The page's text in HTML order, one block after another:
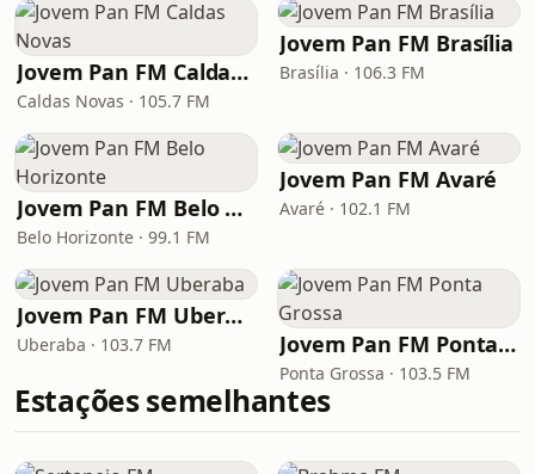
Jovem Pan FM Caldas Novas
Caldas Novas · 105.7 FM
Jovem Pan FM Brasília
Brasília · 106.3 FM
Jovem Pan FM Belo Horizonte
Belo Horizonte · 99.1 FM
Jovem Pan FM Avaré
Avaré · 102.1 FM
Jovem Pan FM Uberaba
Uberaba · 103.7 FM Jovem Pan FM Ponta Grossa
Ponta Grossa · 103.5 FM
Estações semelhantes